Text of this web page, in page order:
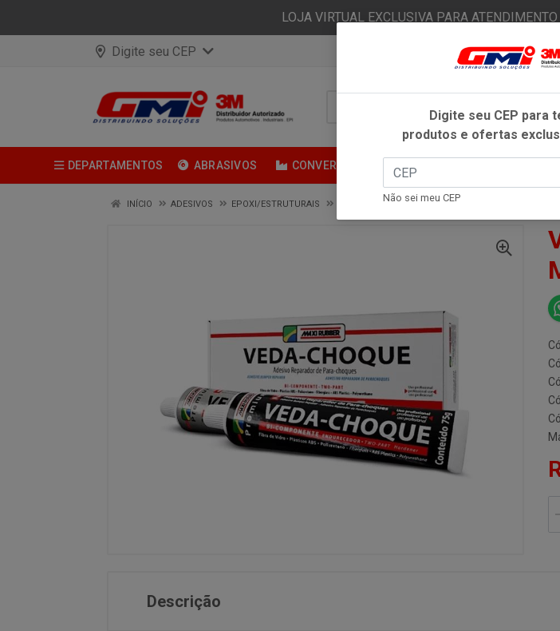
LOJA VIRTUAL EXCLUSIVA PARA
Digite seu CEP
DEPARTAMENTOS ABRASIVOS CONVERSÃO FITAS ADESIVAS
INÍCIO ADESIVOS EPOXI/ESTRUTURAIS VEDA CHOQUE BI-COMPONENTE 75G - MAXI RUBBER
Descrição
Digite seu CEP para
produtos e ofertas
Não sei meu CEP